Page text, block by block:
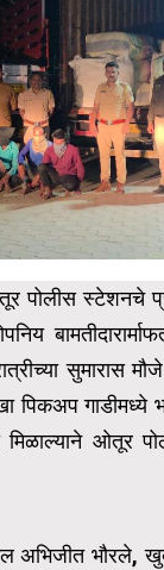
स्टेशनचे
सुमारास मौजे
पिकअप गाडीमध्ये
मिळाल्याने ओतूर
अभिजीत भौरले,